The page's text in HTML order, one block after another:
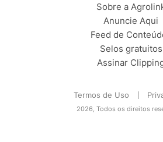
Sobre a
Anuncie Aqui
Feed de
Selos gratuitos
Assinar
Termos de Uso
2026, Todos os direitos